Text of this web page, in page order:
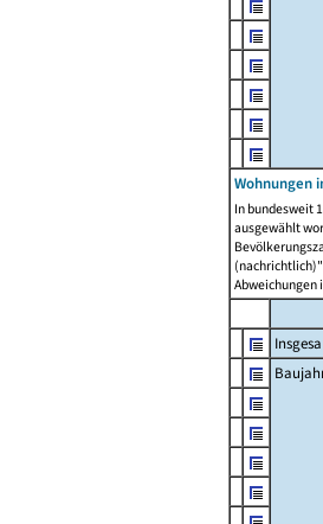
Wohnungen
In bundesweit
ausgewählt
Abweichungen